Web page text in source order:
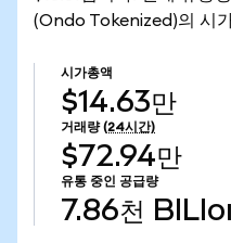
(Ondo Tokenized)의 시
시가총액
$14.63만
거래량 (24시간)
$72.94만
유통 중인 공급량
7.86천